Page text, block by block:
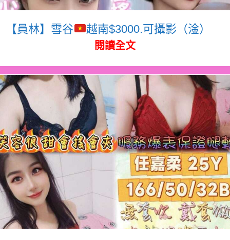
【員林】雪谷 越南$3000.可攝影（淦）
閱讀全文